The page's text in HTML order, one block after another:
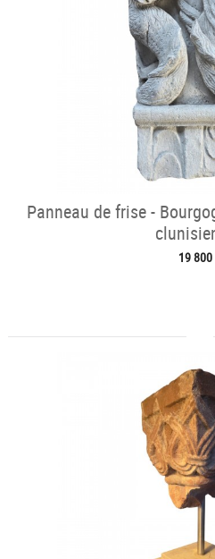
Panneau de frise -
19 800